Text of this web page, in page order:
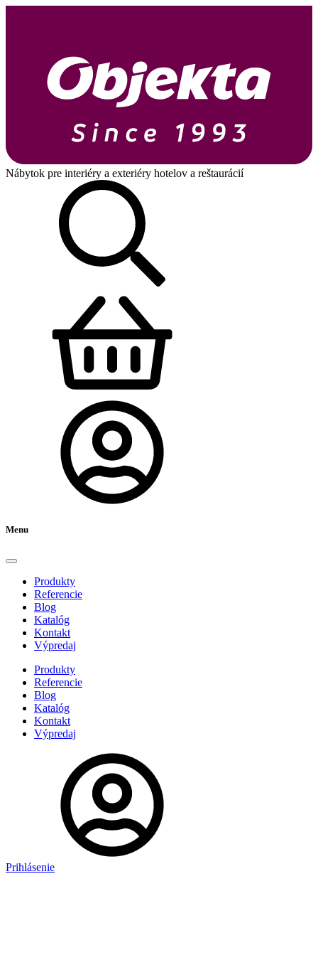
Nábytok pre interiéry a exteriéry hotelov a reštaurácií
Menu
Produkty
Referencie
Blog
Katalóg
Kontakt
Výpredaj
Produkty
Referencie
Blog
Katalóg
Kontakt
Výpredaj
Prihlásenie